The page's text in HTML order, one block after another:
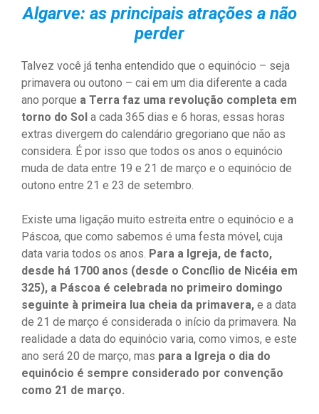
Algarve: as principais atrações a não
perder
Talvez você já tenha entendido que o equinócio – seja
primavera ou outono – cai em um dia diferente a cada
ano porque a Terra faz uma revolução completa em
torno do Sol a cada 365 dias e 6 horas, essas horas
extras divergem do calendário gregoriano que não as
considera. É por isso que todos os anos o equinócio
muda de data entre 19 e 21 de março e o equinócio de
outono entre 21 e 23 de setembro.
Existe uma ligação muito estreita entre o equinócio e a
Páscoa, que como sabemos é uma festa móvel, cuja
data varia todos os anos. Para a Igreja, de facto,
desde há 1700 anos (desde o Concílio de Nicéia em
325), a Páscoa é celebrada no primeiro domingo
seguinte à primeira lua cheia da primavera, e a data
de 21 de março é considerada o início da primavera. Na
realidade a data do equinócio varia, como vimos, e este
ano será 20 de março, mas para a Igreja o dia do
equinócio é sempre considerado por convenção
como 21 de março.